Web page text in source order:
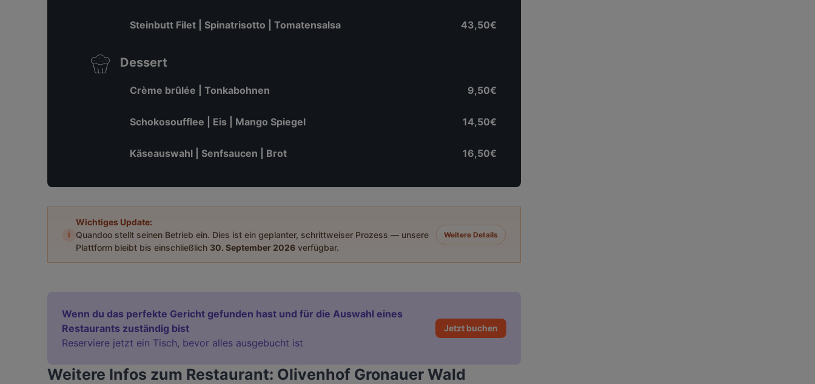
Steinbutt Filet | Spinatrisotto | Tomatensalsa 43,50€
Dessert
Crème brûlée | Tonkabohnen 9,50€
Schokosoufflee | Eis | Mango Spiegel 14,50€
Käseauswahl | Senfsaucen | Brot 16,50€
i
Wichtiges Update:
Quandoo stellt seinen Betrieb ein. Dies ist ein geplanter, schrittweiser Prozess — unsere
Plattform bleibt bis einschließlich 30. September 2026 verfügbar.
Weitere Details
Wenn du das perfekte Gericht gefunden hast und für die Auswahl eines
Restaurants zuständig bist
Reserviere jetzt ein Tisch, bevor alles ausgebucht ist
Jetzt buchen
Weitere Infos zum Restaurant: Olivenhof Gronauer Wald